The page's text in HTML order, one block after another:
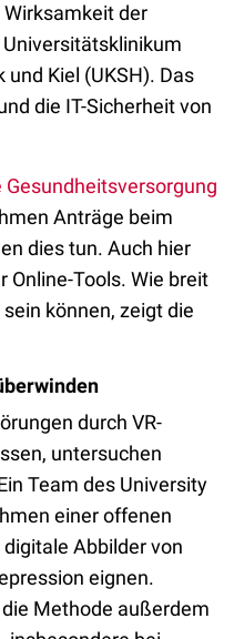
der
Kiel (UKSH). Das
die IT-Sicherheit von
Anträge beim
dies tun. Auch hier
Online-Tools. Wie breit
können, zeigt die
durch VR-
untersuchen
Team des University
einer offenen
Abbilder von
eignen.
Methode außerdem